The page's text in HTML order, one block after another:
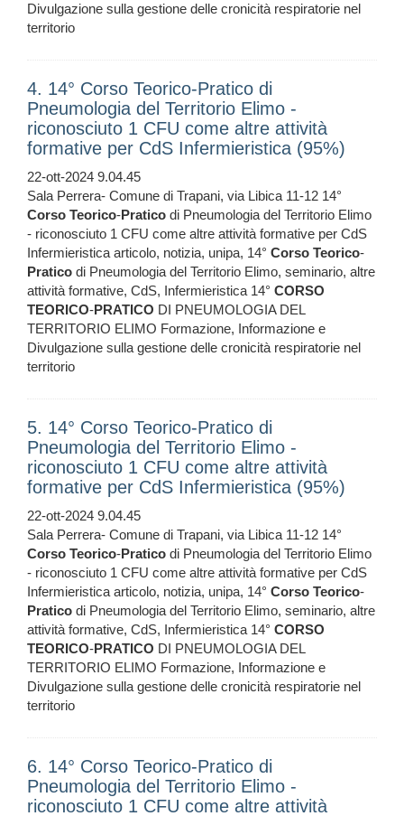
Divulgazione sulla gestione delle cronicità respiratorie nel
territorio
4. 14° Corso Teorico-Pratico di
Pneumologia del Territorio Elimo -
riconosciuto 1 CFU come altre attività
formative per CdS Infermieristica (95%)
22-ott-2024 9.04.45
Sala Perrera- Comune di Trapani, via Libica 11-12 14°
Corso Teorico-Pratico di Pneumologia del Territorio Elimo
- riconosciuto 1 CFU come altre attività formative per CdS
Infermieristica articolo, notizia, unipa, 14° Corso Teorico-
Pratico di Pneumologia del Territorio Elimo, seminario, altre
attività formative, CdS, Infermieristica 14° CORSO
TEORICO-PRATICO DI PNEUMOLOGIA DEL
TERRITORIO ELIMO Formazione, Informazione e
Divulgazione sulla gestione delle cronicità respiratorie nel
territorio
5. 14° Corso Teorico-Pratico di
Pneumologia del Territorio Elimo -
riconosciuto 1 CFU come altre attività
formative per CdS Infermieristica (95%)
22-ott-2024 9.04.45
Sala Perrera- Comune di Trapani, via Libica 11-12 14°
Corso Teorico-Pratico di Pneumologia del Territorio Elimo
- riconosciuto 1 CFU come altre attività formative per CdS
Infermieristica articolo, notizia, unipa, 14° Corso Teorico-
Pratico di Pneumologia del Territorio Elimo, seminario, altre
attività formative, CdS, Infermieristica 14° CORSO
TEORICO-PRATICO DI PNEUMOLOGIA DEL
TERRITORIO ELIMO Formazione, Informazione e
Divulgazione sulla gestione delle cronicità respiratorie nel
territorio
6. 14° Corso Teorico-Pratico di
Pneumologia del Territorio Elimo -
riconosciuto 1 CFU come altre attività